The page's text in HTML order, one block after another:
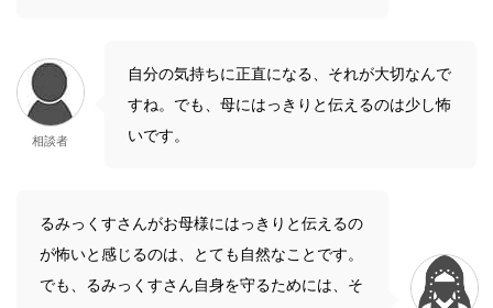
相談者
自分の気持ちに正直になる、それが大切なんで
すね。でも、母にはっきりと伝えるのは少し怖
いです。
るみっくすさんがお母様にはっきりと伝えるの
が怖いと感じるのは、とても自然なことです。
でも、るみっくすさん自身を守るためには、そ